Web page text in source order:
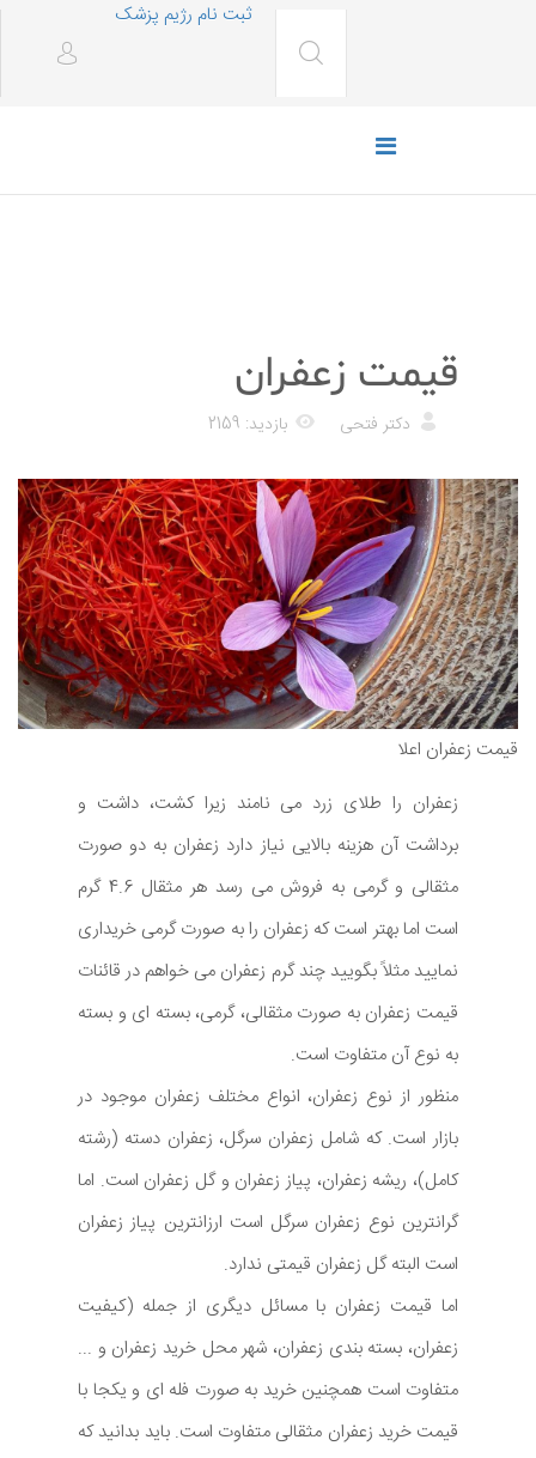
ثبت نام رژیم پزشک
قیمت زعفران
دکتر فتحی بازدید: 2159
قیمت زعفران اعلا
زعفران را طلای زرد می نامند زیرا کشت، داشت و
برداشت آن هزینه بالایی نیاز دارد زعفران به دو صورت
مثقالی و گرمی به فروش می رسد هر مثقال 4.6 گرم
است اما بهتر است که زعفران را به صورت گرمی خریداری
نمایید مثلاً بگویید چند گرم زعفران می خواهم در قائنات
قیمت زعفران به صورت مثقالی، گرمی، بسته ای و بسته
به نوع آن متفاوت است.
منظور از نوع زعفران، انواع مختلف زعفران موجود در
بازار است. که شامل زعفران سرگل، زعفران دسته (رشته
کامل)، ریشه زعفران، پیاز زعفران و گل زعفران است. اما
گرانترین نوع زعفران سرگل است ارزانترین پیاز زعفران
است البته گل زعفران قیمتی ندارد.
اما قیمت زعفران با مسائل دیگری از جمله (کیفیت
زعفران، بسته بندی زعفران، شهر محل خرید زعفران و ...
متفاوت است همچنین خرید به صورت فله ای و یکجا با
قیمت خرید زعفران مثقالی متفاوت است. باید بدانید که